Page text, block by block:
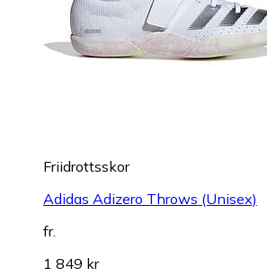
Friidrottsskor
Adidas Adizero Throws (Unisex)
fr.
1 849 kr